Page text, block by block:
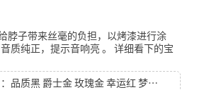
脖子带来丝毫的负担，以烤漆进行涂
质纯正，提示音响亮 。 详细看下的宝
颜色 ：品质黑 爵士金 玫瑰金 幸运红 梦幻蓝